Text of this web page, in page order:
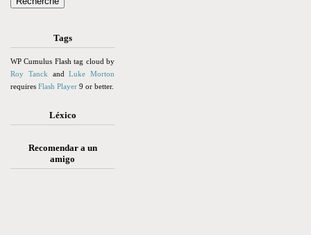
Tags
WP Cumulus Flash tag cloud by
Roy Tanck andLuke Morton
requires Flash Player 9 or better.
Léxico
Recomendar a un
amigo